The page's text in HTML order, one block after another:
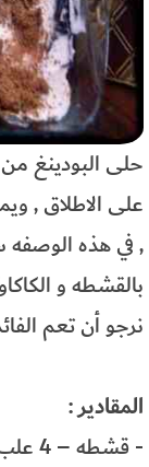
حلى البودينغ من
على الاطلاق ,
, في هذه
بالقشطه و
نرجو أن تعم
المقادير :
- قشطه – 4 علب.